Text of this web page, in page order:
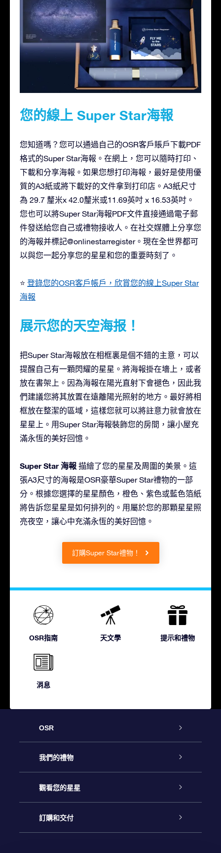
您的線上 Super Star海報
您知道嗎？您可以通過自己的OSR客戶賬戶下載PDF
格式的Super Star海報。在網上，您可以隨時打印、
下載和分享海報。如果您想打印海報，最好是使用優
質的A3紙或將下載好的文件拿到打印店。A3紙尺寸
為 29.7 釐米x 42.0釐米或11.69英吋 x 16.53英吋。
您也可以將Super Star海報PDF文件直接通過電子郵
件發送給您自己或禮物接收人。在社交媒體上分享您
的海報并標記@onlinestarregister。現在全世界都可
以與您一起分享您的星星和您的重要時刻了。
⭐ 登錄您的OSR客戶帳戶，欣賞您的線上Super Star
海報
展示您的天空海报！
把Super Star海報放在相框裏是個不錯的主意，可以
提醒自己有一顆閃耀的星星。將海報掛在墻上，或者
放在書架上。因為海報在陽光直射下會褪色，因此我
們建議您將其放置在遠離陽光照射的地方。最好將相
框放在整潔的區域，這樣您就可以將註意力就會放在
星星上。用Super Star海報裝飾您的房間，讓小屋充
滿永恆的美好回憶。
Super Star 海報 描繪了您的星星及周圍的美景。這
張A3尺寸的海報是OSR豪華Super Star禮物的一部
分。根據您選擇的星星顏色，橙色、紫色或藍色箔紙
將告訴您星星是如何排列的。用屬於您的那顆星星照
亮夜空，讓心中充滿永恆的美好回憶。
訂購Super Star禮物！
OSR指南 天文學 提示和禮物
消息
OSR
客戶服務
聯繫我們
博客
我們的禮物
Online Star禮物
OSR禮物包
觀看您的星星
星星注册
訂購和交付